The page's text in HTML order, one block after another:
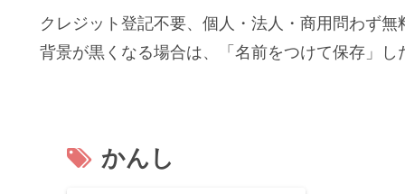
クレジット登記不要、個人・法人・商用問わず
背景が黒くなる場合は、「名前をつけて保存」し
かんし